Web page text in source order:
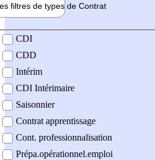
filtres de types de Contrat
contrat
CDI
CDD
Intérim
CDI Intérimaire
Saisonnier
Contrat apprentissage
Cont. professionnalisation
Prépa.opérationnel.emploi